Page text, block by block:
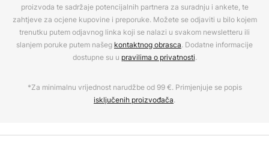
proizvoda te sadržaje potencijalnih partnera za suradnju i ankete, te
zahtjeve za ocjene kupovine i preporuke. Možete se odjaviti u bilo kojem
trenutku putem odjavnog linka koji se nalazi u svakom newsletteru ili
slanjem poruke putem našeg kontaktnog obrasca. Dodatne informacije
dostupne su u pravilima o privatnosti.
*Za minimalnu vrijednost narudžbe od 99 €. Primjenjuje se popis
isključenih proizvođača.